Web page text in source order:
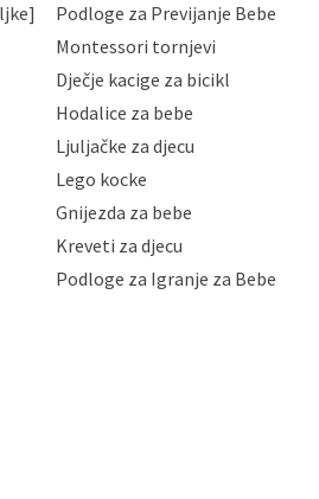
primjenu odgovarajućih tehničkih i
zaštite osobnih podataka od
zlouporabe, otkrivanja,
Mae.hr štiti privatnost svojih
web stranica, čuva povjerljivost
te omogućava pristup i
podataka samo onim svojim
su isti potrebni radi provedbe
dozvoljeni zakonima. Napominjemo
doba, u potpunosti ili djelomice,
aktivnosti obrade Vaših osobnih
možete podnijeti poštom na
ili e-mailom na adresu:
Podloge za Previjanje Bebe
Montessori tornjevi
Dječje kacige za bicikl
Hodalice za bebe
Ljuljačke za djecu
Lego kocke
Gnijezda za bebe
Kreveti za djecu
Podloge za Igranje za Bebe